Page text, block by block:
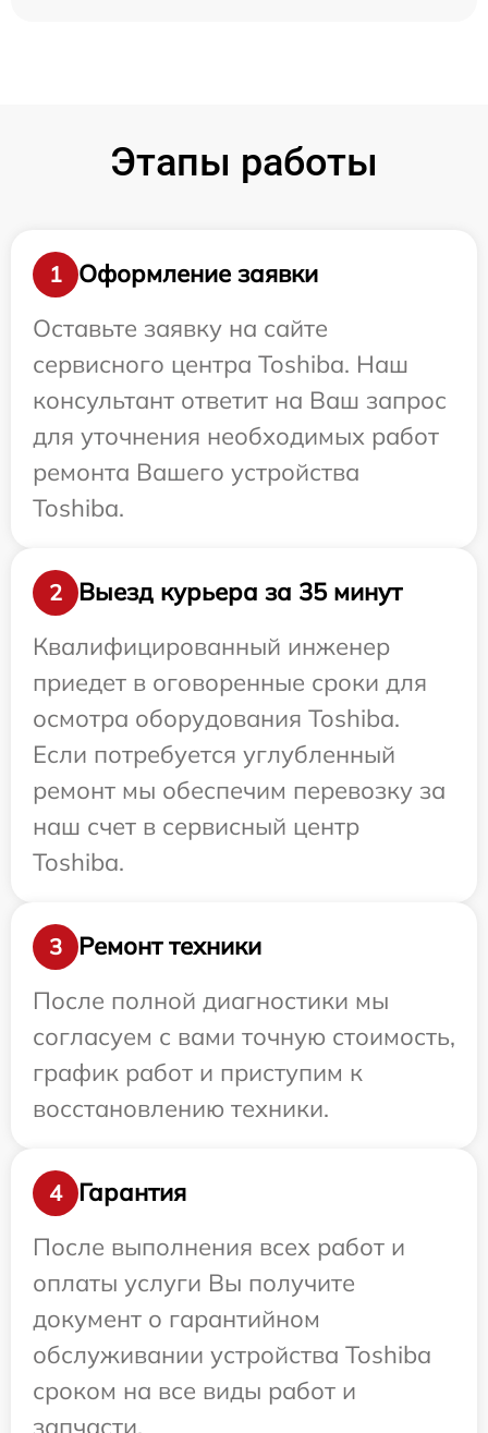
Этапы работы
1
Оформление заявки
Оставьте заявку на сайте
сервисного центра Toshiba. Наш
консультант ответит на Ваш запрос
для уточнения необходимых работ
ремонта Вашего устройства
Toshiba.
2
Выезд курьера за 35 минут
Квалифицированный инженер
приедет в оговоренные сроки для
осмотра оборудования Toshiba.
Если потребуется углубленный
ремонт мы обеспечим перевозку за
наш счет в сервисный центр
Toshiba.
3
Ремонт техники
После полной диагностики мы
согласуем с вами точную стоимость,
график работ и приступим к
восстановлению техники.
4
Гарантия
После выполнения всех работ и
оплаты услуги Вы получите
документ о гарантийном
обслуживании устройства Toshiba
сроком на все виды работ и
запчасти.